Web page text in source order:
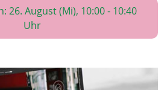
26. August (Mi), 10:00 - 10:40
Uhr